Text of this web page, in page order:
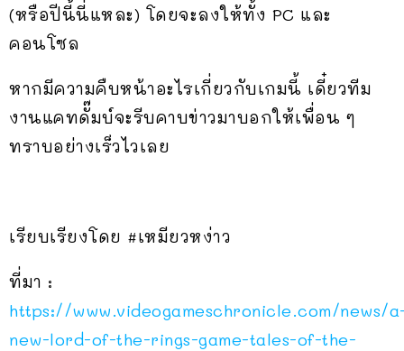
(หรือปีนี้นี่แหละ) โดยจะลงให้ทั้ง PC และ
คอนโซล
หากมีความคืบหน้าอะไรเกี่ยวกับเกมนี้ เดี๋ยวทีม
งานแคทดั๊มบ์จะรีบคาบข่าวมาบอกให้เพื่อน ๆ
ทราบอย่างเร็วไวเลย
เรียบเรียงโดย #เหมียวหง่าว
ที่มา :
https://www.videogameschronicle.com/news/
new-lord-of-the-rings-game-tales-of-the-